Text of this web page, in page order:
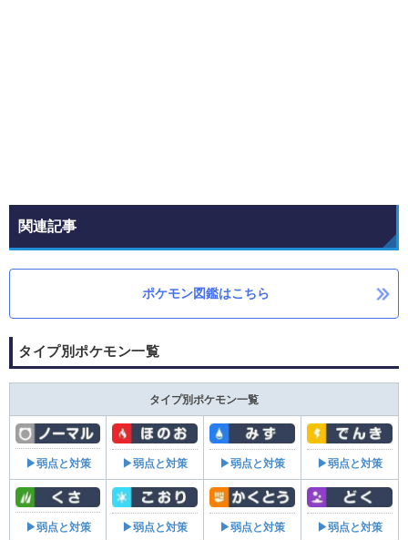
関連記事
ポケモン図鑑はこちら
タイプ別ポケモン一覧
タイプ別ポケモン一覧
▶弱点と対策 ▶弱点と対策 ▶弱点と対策 ▶弱点と対策
▶弱点と対策 ▶弱点と対策 ▶弱点と対策 ▶弱点と対策